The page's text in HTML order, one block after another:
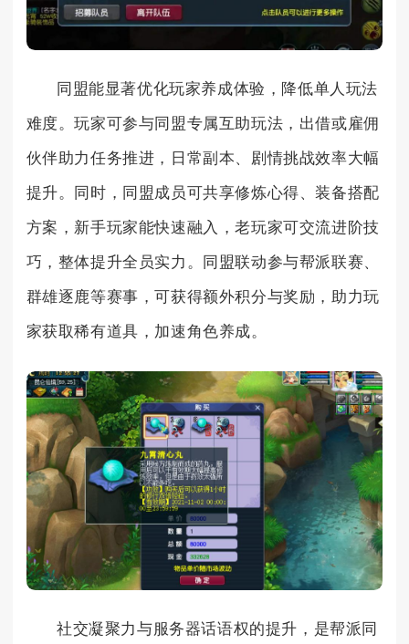
同盟能显著优化玩家养成体验，降低单人玩法
难度。玩家可参与同盟专属互助玩法，出借或雇佣
伙伴助力任务推进，日常副本、剧情挑战效率大幅
提升。同时，同盟成员可共享修炼心得、装备搭配
方案，新手玩家能快速融入，老玩家可交流进阶技
巧，整体提升全员实力。同盟联动参与帮派联赛、
群雄逐鹿等赛事，可获得额外积分与奖励，助力玩
家获取稀有道具，加速角色养成。
社交凝聚力与服务器话语权的提升，是帮派同